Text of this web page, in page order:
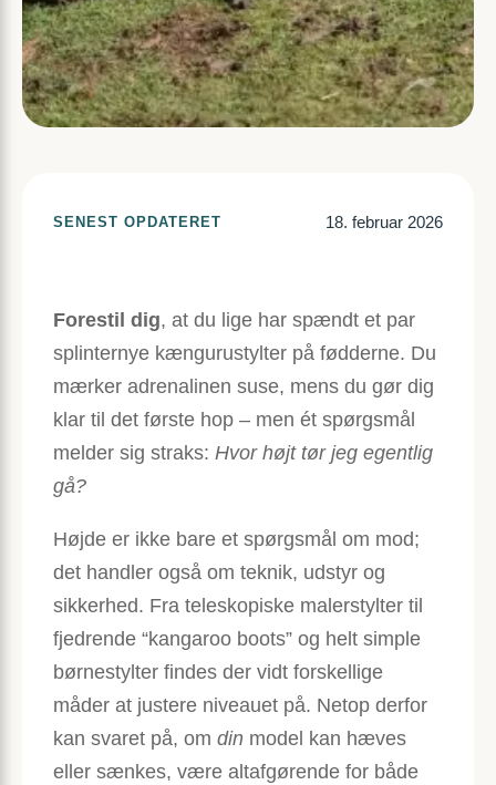
SENEST OPDATERET 18. februar 2026
Forestil dig, at du lige har spændt et par
splinternye kængurustylter på fødderne. Du
mærker adrenalinen suse, mens du gør dig
klar til det første hop – men ét spørgsmål
melder sig straks: Hvor højt tør jeg egentlig
gå?
Højde er ikke bare et spørgsmål om mod;
det handler også om teknik, udstyr og
sikkerhed. Fra teleskopiske malerstylter til
fjedrende “kangaroo boots” og helt simple
børnestylter findes der vidt forskellige
måder at justere niveauet på. Netop derfor
kan svaret på, om din model kan hæves
eller sænkes, være altafgørende for både